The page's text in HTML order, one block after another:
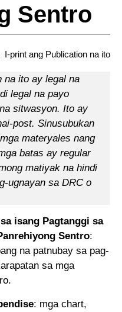
Sentro
I-print ang Publication na ito
na ito ay legal na
legal na payo
sitwasyon. Ito ay
post. Sinusubukan
materyales nang
batas ay regular
matiyak na hindi
ugnayan sa DRC o
isang Pagtanggi sa
Sentro:
na patnubay sa pag-
sa mga
: mga chart,